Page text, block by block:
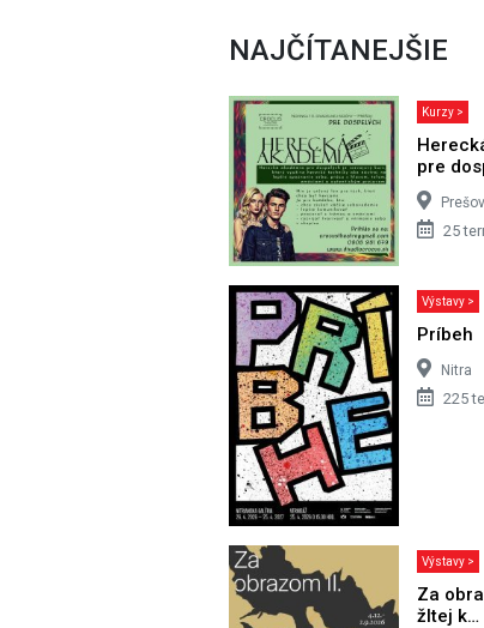
NAJČÍTANEJŠIE
Kurzy >
pre
Prešov
25
Výstavy >
Príbeh
Nitra
225
Výstavy >
Za
žltej k…